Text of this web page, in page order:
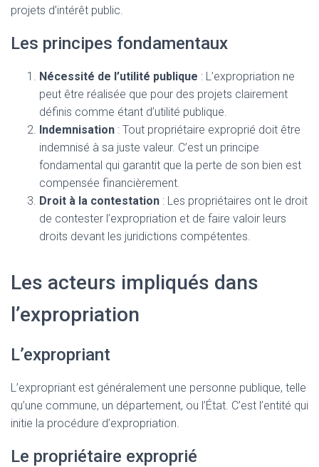
projets d’intérêt public.
Les principes fondamentaux
Nécessité de l’utilité publique : L’expropriation ne
peut être réalisée que pour des projets clairement
définis comme étant d’utilité publique.
Indemnisation : Tout propriétaire exproprié doit être
indemnisé à sa juste valeur. C’est un principe
fondamental qui garantit que la perte de son bien est
compensée financièrement.
Droit à la contestation : Les propriétaires ont le droit
de contester l’expropriation et de faire valoir leurs
droits devant les juridictions compétentes.
Les acteurs impliqués dans
l’expropriation
L’expropriant
L’expropriant est généralement une personne publique, telle
qu’une commune, un département, ou l’État. C’est l’entité qui
initie la procédure d’expropriation.
Le propriétaire exproprié